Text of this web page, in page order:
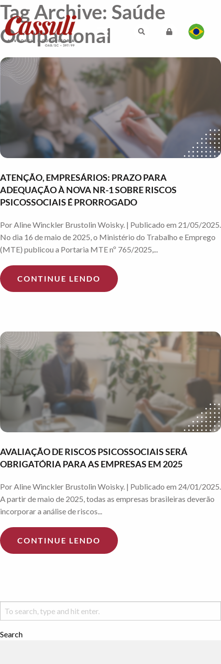
Tag Archive: Saúde
Ocupacional
ATENÇÃO, EMPRESÁRIOS: PRAZO PARA
ADEQUAÇÃO À NOVA NR-1 SOBRE RISCOS
PSICOSSOCIAIS É PRORROGADO
Por Aline Winckler Brustolin Woisky. | Publicado em 21/05/2025.
No dia 16 de maio de 2025, o Ministério do Trabalho e Emprego
(MTE) publicou a Portaria MTE nº 765/2025,...
CONTINUE LENDO
AVALIAÇÃO DE RISCOS PSICOSSOCIAIS SERÁ
OBRIGATÓRIA PARA AS EMPRESAS EM 2025
Por Aline Winckler Brustolin Woisky. | Publicado em 24/01/2025.
A partir de maio de 2025, todas as empresas brasileiras deverão
incorporar a análise de riscos...
CONTINUE LENDO
Search